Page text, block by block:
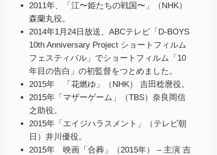
2011年、「江〜姫たちの戦国〜」（NHK）
森蘭丸役。
2014年1月24日放送、ABCテレビ「D-BOYS
10th Anniversary Project ショートフィルム
フェスティバル」でショートフィルム「10
年目の告白」の初監督をつとめました。
2015年 「花燃ゆ」（NHK） 吉田稔麿役。
2015年「マザーゲーム」（TBS）奈良岡信
之助役。
2015年「エイジハラスメント」（テレビ朝
日）井川優役。
2015年 映画「合葬」（2015年） – 主演 吉